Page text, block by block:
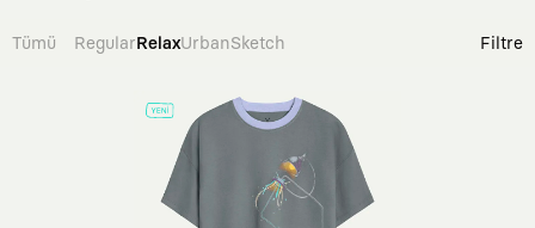
Tümü RegularRelaxUrbanSketch Filtre